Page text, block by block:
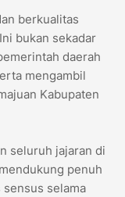
berkualitas
bukan sekadar
daerah
mengambil
Kabupaten
seluruh jajaran di
penuh
selama